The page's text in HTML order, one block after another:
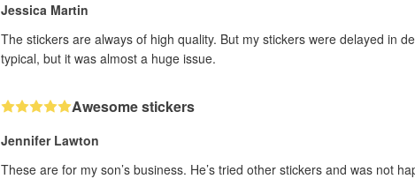
Jessica Martin
The stickers are always of high quality. But my stickers were delayed in
typical, but it was almost a huge issue.
Awesome stickers
Jennifer Lawton
These are for my son’s business. He’s tried other stickers and was not